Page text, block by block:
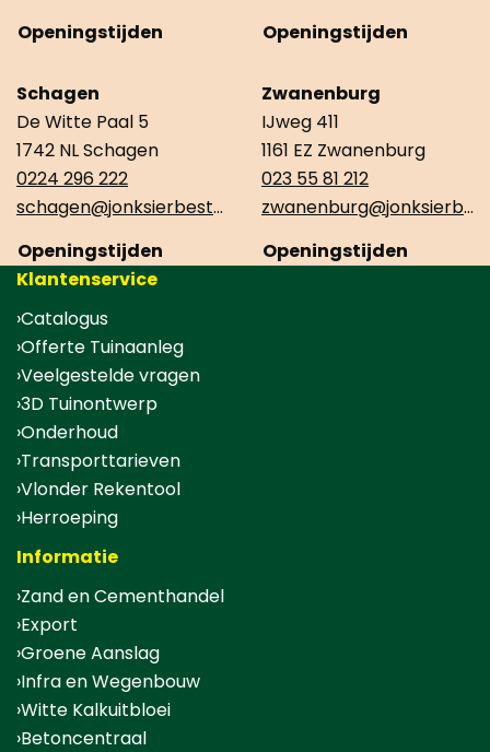
Openingstijden
Openingstijden
Schagen
De Witte Paal 5
1742 NL Schagen
0224 296 222
schagen@jonksierbestrating.nl
Openingstijden
Zwanenburg
IJweg 411
1161 EZ Zwanenburg
023 55 81 212
zwanenburg@jonksierbestrating.nl
Openingstijden
Klantenservice
Catalogus
Offerte Tuinaanleg
Veelgestelde vragen
3D Tuinontwerp
Onderhoud
Transporttarieven
Vlonder Rekentool
Herroeping
Informatie
Zand en Cementhandel
Export
Groene Aanslag
Infra en Wegenbouw
Witte Kalkuitbloei
Betoncentraal